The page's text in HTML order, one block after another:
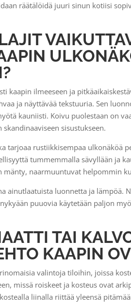
räätälöidä juuri sinun kotiisi
kaapin ilmeeseen ja
ja näyttävää tekstuuria. Sen
kauniisti. Koivu puolestaan on
sisustukseen.
tarjoaa rustiikkisempaa ulkonäköä
tummemmalla sävyllään ja
mänty, naarmuuntuvat helpommin
ainutlaatuista luonnetta ja lämpöä.
puuovia käytetään paljon
TAI
KAAPIN
valintoja tiloihin, joissa
missä roiskeet ja kosteus ovat
liinalla riittää yleensä